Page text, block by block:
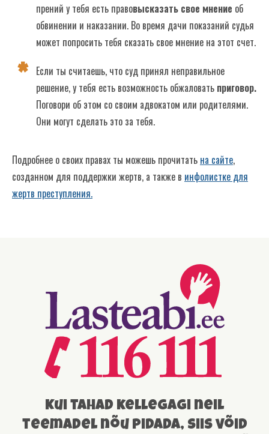
прений у тебя есть правовысказать свое мнение об
обвинении и наказании. Во время дачи показаний судья
может попросить тебя сказать свое мнение на этот счет.
Если ты считаешь, что суд принял неправильное
решение, у тебя есть возможность обжаловать приговор.
Поговори об этом со своим адвокатом или родителями.
Они могут сделать это за тебя.
Подробнее о своих правах ты можешь прочитать на сайте,
созданном для поддержки жертв, а также в инфолистке для
жертв преступления.
Kui tahad kellegagi neil
teemadel nõu pidada, siis võid